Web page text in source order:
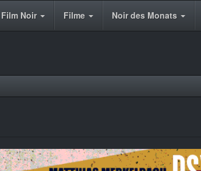
Film Noir Filme Noir des Monats